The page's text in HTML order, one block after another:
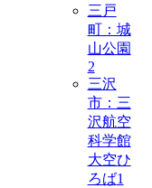
三戸
町：城
山公園
2
三沢
市：三
沢航空
科学館
大空ひ
ろば1